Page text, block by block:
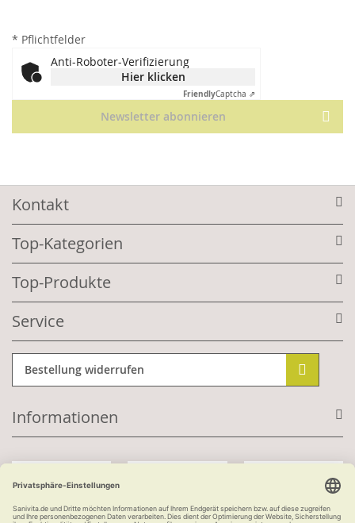
* Pflichtfelder
Anti-Roboter-Verifizierung
Hier klicken
FriendlyCaptcha ⇗
Newsletter abonnieren
Kontakt
Top-Kategorien
Top-Produkte
Service
Bestellung widerrufen
Informationen